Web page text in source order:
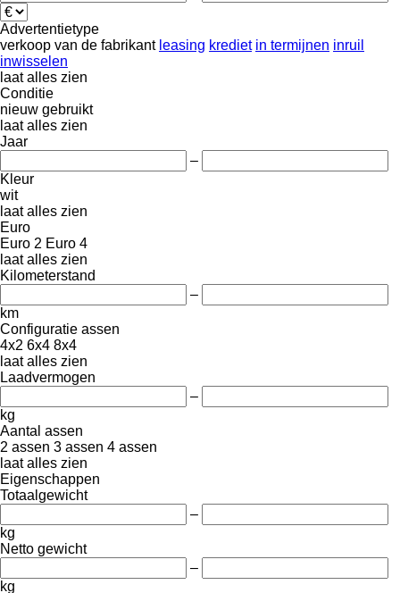
Advertentietype
verkoop van de fabrikant leasing krediet in termijnen inruil
inwisselen
laat alles zien
Conditie
nieuw gebruikt
laat alles zien
Jaar
–
Kleur
wit
laat alles zien
Euro
Euro 2 Euro 4
laat alles zien
Kilometerstand
–
km
Configuratie assen
4x2 6x4 8x4
laat alles zien
Laadvermogen
–
kg
Aantal assen
2 assen 3 assen 4 assen
laat alles zien
Eigenschappen
Totaalgewicht
–
kg
Netto gewicht
–
kg